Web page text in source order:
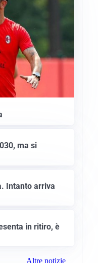
ma si
Intanto arriva
in ritiro, è
Altre notizie